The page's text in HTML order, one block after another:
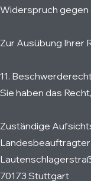
Widerspruch gegen
Zur Ausübung Ihrer
11.
Sie haben das
Zuständige
70173 Stuttgart